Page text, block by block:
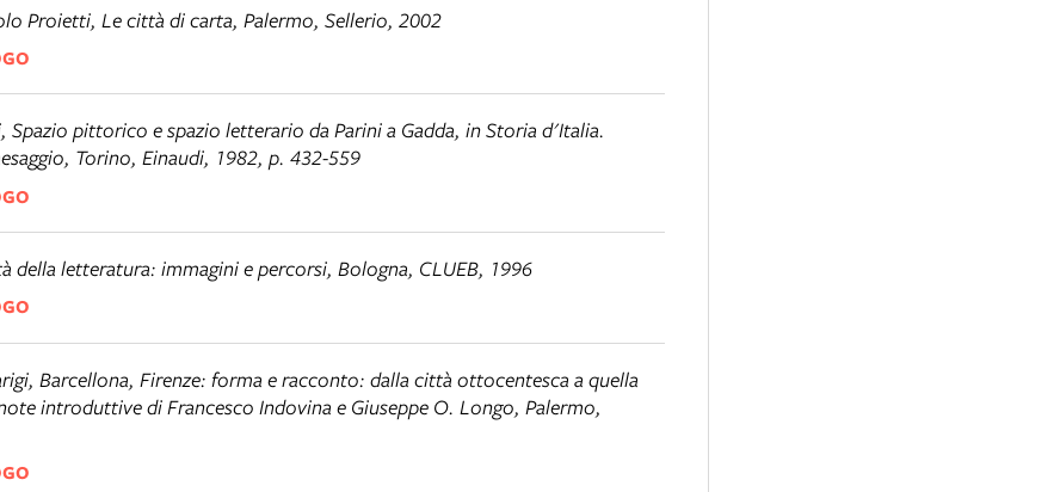
Proietti, Le città di carta, Palermo, Sellerio, 2002
Spazio pittorico e spazio letterario da Parini a Gadda, inStoria d'Italia.
, Torino, Einaudi, 1982, p. 432-559
della letteratura: immagini e percorsi, Bologna, CLUEB, 1996
Barcellona, Firenze: forma e racconto: dalla città ottocentesca a quella
introduttive di Francesco Indovina e Giuseppe O. Longo, Palermo,